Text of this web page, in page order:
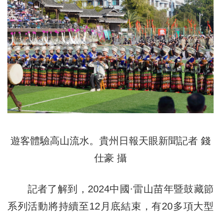
遊客體驗高山流水。貴州日報天眼新聞記者 錢
仕豪 攝
記者了解到，2024中國·雷山苗年暨鼓藏節
系列活動將持續至12月底結束，有20多項大型